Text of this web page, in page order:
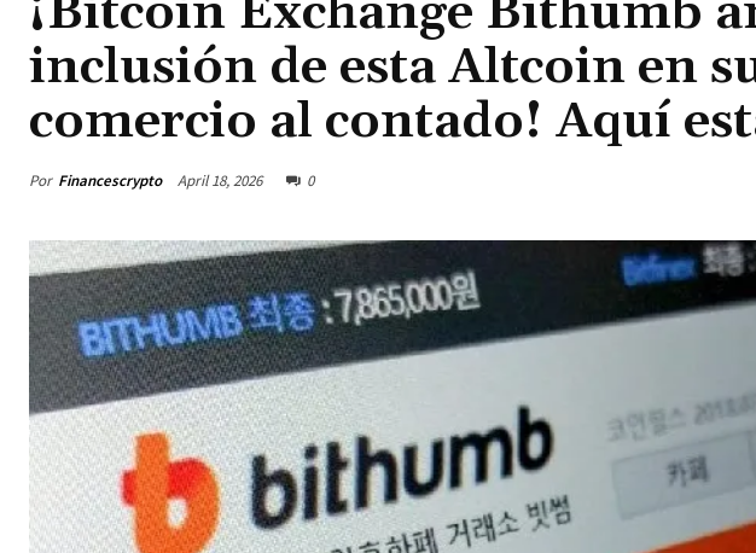
¡Bitcoin Exchange Bithumb
inclusión de esta Altcoin en
comercio al contado! Aquí
Por Financescrypto April 18, 2026 0